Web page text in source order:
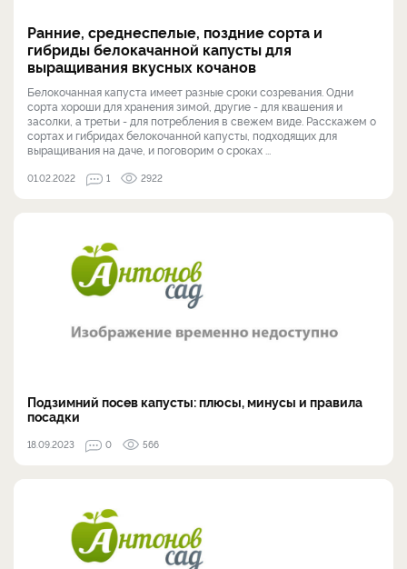
Ранние, среднеспелые, поздние сорта и
гибриды белокачанной капусты для
выращивания вкусных кочанов
Белокочанная капуста имеет разные сроки созревания. Одни
сорта хороши для хранения зимой, другие - для квашения и
засолки, а третьи - для потребления в свежем виде. Расскажем о
сортах и гибридах белокочанной капусты, подходящих для
выращивания на даче, и поговорим о сроках ...
01.02.2022 1 2922
Подзимний посев капусты: плюсы, минусы и правила
посадки
18.09.2023 0 566